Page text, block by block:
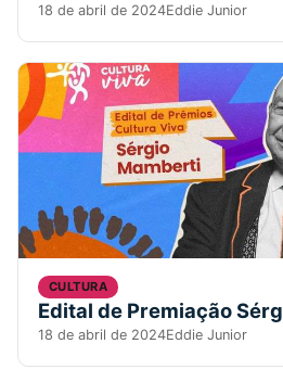
18 de abril de 2024Eddie Junior
CULTURA
Edital de Premiação
18 de abril de 2024Eddie Junior